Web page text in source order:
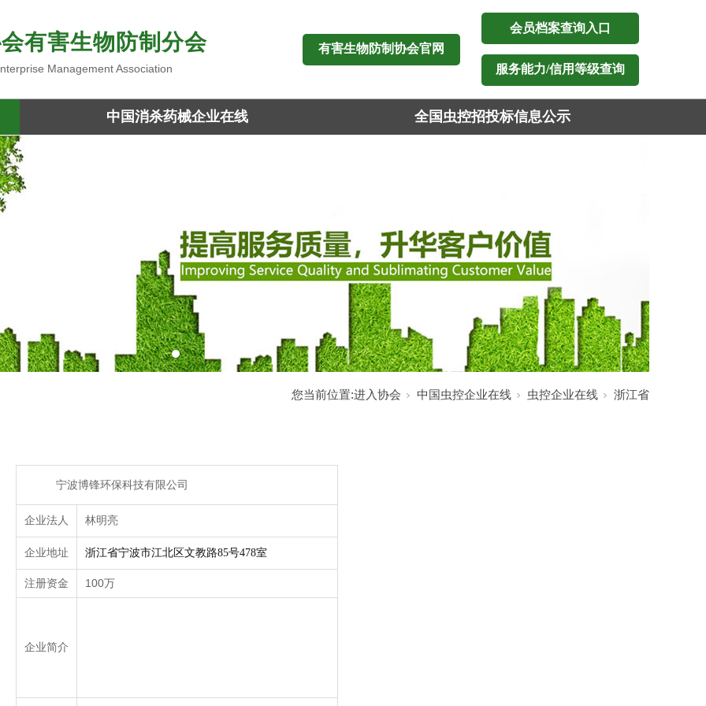
有害生物防制分会 有害生物防制协会官网
Management Association 服务能力/信用等级查询
会员档案查询入口
中国消杀药械企业在线 全国虫控招投标信息公示
您当前位置:进入协会 中国虫控企业在线 虫控企业在线 浙江省
宁波博锋环保科技有限公司
企业法人 林明亮
企业地址 浙江省宁波市江北区文教路85号478室
注册资金 100万
企业简介